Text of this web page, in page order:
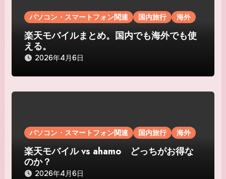
ョ
ン
パソコン・スマートフォン関連 国内旅行 海外
楽天モバイルまとめ。国内でも海外でも使
える。
2026年4月6日
パソコン・スマートフォン関連 国内旅行 海外
楽天モバイル vs ahamo どっちがお得な
のか？
2026年4月6日